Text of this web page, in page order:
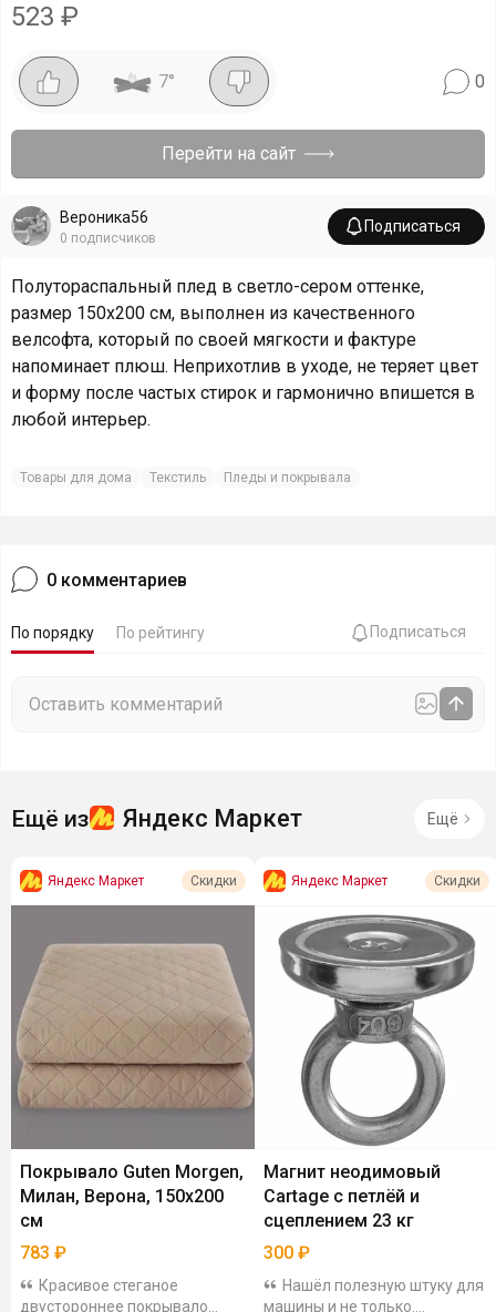
523 ₽
7° 0
Перейти на сайт
Вероника56
0 подписчиков
Подписаться
Полутораспальный плед в светло-сером оттенке,
размер 150х200 см, выполнен из качественного
велсофта, который по своей мягкости и фактуре
напоминает плюш. Неприхотлив в уходе, не теряет цвет
и форму после частых стирок и гармонично впишется в
любой интерьер.
Товары для дома Текстиль Пледы и покрывала
0 комментариев
По порядку По рейтингу Подписаться
Ещё из Яндекс Маркет Ещё
Яндекс Маркет Скидки
Покрывало Guten Morgen,
Милан, Верона, 150х200
см
783 ₽
Красивое стеганое
двустороннее покрывало
Яндекс Маркет Скидки
Магнит неодимовый
Cartage с петлёй и
сцеплением 23 кг
300 ₽
Нашёл полезную штуку для
машины и не только.